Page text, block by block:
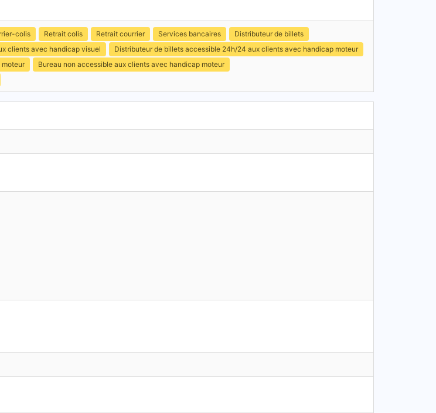
colis Retrait colis Retrait courrier Services bancaires
Distributeur de billets
clients avec handicap visuel
Distributeur de billets accessible 24h/24 aux clients avec handicap moteur
Bureau non accessible aux clients avec handicap moteur